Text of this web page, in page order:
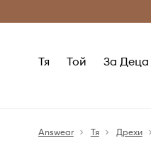
Тя Той За Деца
Answear Тя Дрехи